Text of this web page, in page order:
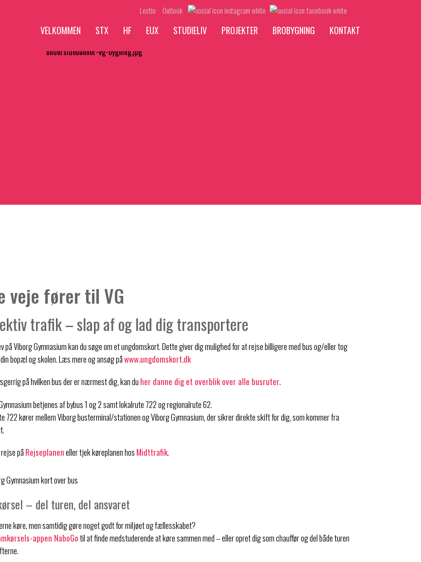
Lectio Outlook
VELKOMMEN STX HF EUX STUDIELIV PROJEKTER BROBYGNING KONTAKT
undersidebanner-vg-bygning.jpg
veje fører til VG
trafik – slap af og lad dig transportere
på Viborg Gymnasium kan du søge om et ungdomskort. Dette giver dig mulighed for at rejse billigere med bus og/eller tog
bopæl og skolen. Læs mere og ansøg påwww.ungdomskort.dk
på hvilken bus der er nærmest dig, kan du her danne dig et overblik over alle busruter.
betjenes af bybus 1 og 2 samt lokalrute 722 og regionalrute 62.
722 kører mellem Viborg busterminal/stationen og Viborg Gymnasium, der sikrer direkte skift for dig, som kommer fra
på Rejseplaneneller tjek køreplanen hos Midttrafik.
– del turen, del ansvaret
køre, men samtidig gøre noget godt for miljøet og fællesskabet?
appen NaboGotil at finde medstuderende at køre sammen med – eller opret dig som chauffør og del både turen